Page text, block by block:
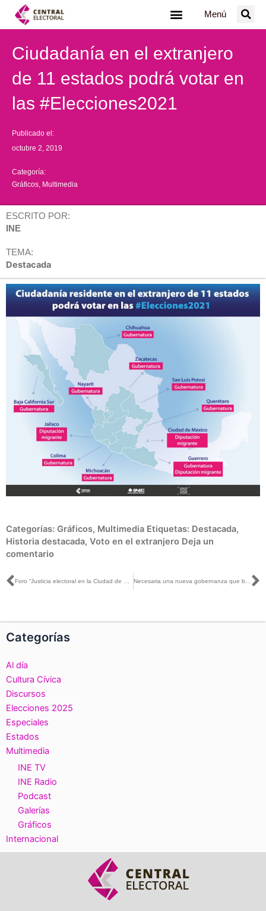
Menú
Ciudadanía en el extranjero
de 11 estados podrá votar en
las #Elecciones2021
Publicado el:
octubre 2, 2019
Categoría:
Gráficos Multimedia
ESCRITO POR:
INE
TEMA:
Destacada
Categorías: Gráficos, Multimedia Etiquetas: Destacada,
Historia destacada, Voto en el extranjero Deja un
comentario
Ant Foro “Justicia electoral en la Ciudad de México” Necesaria una nueva gobernanza que beneficie al ciudadano: INE Nayarit
Categorías
Al día
Cultura Cívica
Discursos
Elecciones 2025
Especiales
Estados
Multimedia
INE TV
INE Radio
Podcast
Galerías
Gráficos
Internacional